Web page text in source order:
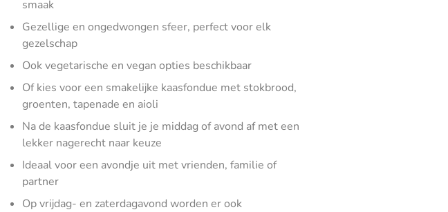
smaak
Gezellige en ongedwongen sfeer, perfect voor elk
gezelschap
Ook vegetarische en vegan opties beschikbaar
Of kies voor een smakelijke kaasfondue met stokbrood,
groenten, tapenade en aioli
Na de kaasfondue sluit je je middag of avond af met een
lekker nagerecht naar keuze
Ideaal voor een avondje uit met vrienden, familie of
partner
Op vrijdag- en zaterdagavond worden er ook